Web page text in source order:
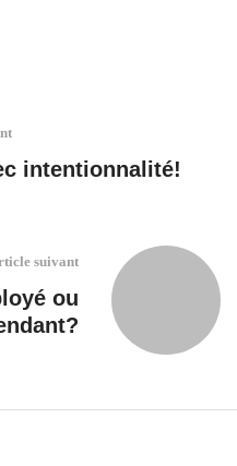
intentionnalité!
suivant
ou